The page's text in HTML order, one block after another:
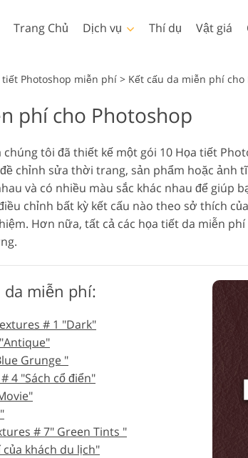
Trang Chủ Dịch vụ
bé
cưới
sản
Dịch vụ sửa lại đồ trang sức Dữ liệu
Thí dụ Vật giá
Photoshop
Thao tác Photoshop
Lớp phủ Photoshop
Hoạ tiết Photoshop
Ps Actions Toàn bộ Bộ
sưu tập
Ps Overlay Toàn bộ Bộ
Thiệp
Thiệp mời
Lời mời
em
tiết Photoshop miễn phí > Kết cấu da miễn phí cho
phí cho Photoshop
tôi đã thiết kế một gói 10 Họa tiết
chỉnh sửa thời trang, sản phẩm hoặc ảnh
và có nhiều màu sắc khác nhau để
chỉnh bất kỳ kết cấu nào theo sở thích
Hơn nữa, tất cả các họa tiết da miễn
da miễn phí:
# 1 "Dark"
Grunge "
4 "Sách cổ điển"
# 7" Green Tints "
khách du lịch"